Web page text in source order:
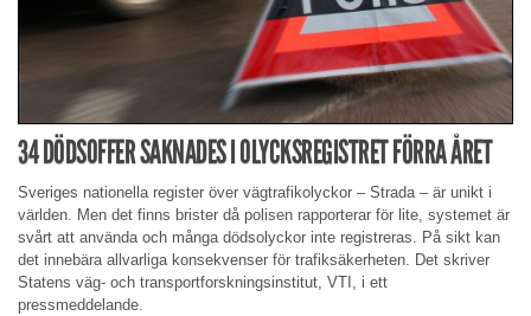
34 DÖDSOFFER SAKNADES I OLYCKSREGISTRET FÖRRA ÅRET
Sveriges nationella register över vägtrafikolyckor – Strada – är unikt i
världen. Men det finns brister då polisen rapporterar för lite, systemet är
svårt att använda och många dödsolyckor inte registreras. På sikt kan
det innebära allvarliga konsekvenser för trafiksäkerheten. Det skriver
Statens väg- och transportforskningsinstitut, VTI, i ett
pressmeddelande.